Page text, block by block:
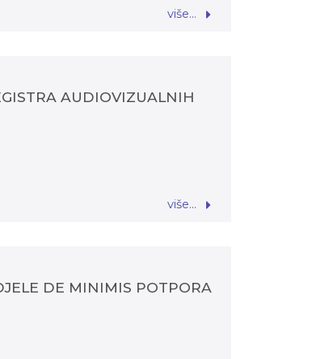
više...
AUDIOVIZUALNIH
više...
DE MINIMIS POTPORA